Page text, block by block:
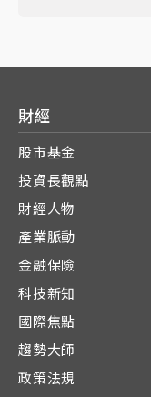
財經
股市基金
投資長觀點
財經人物
產業脈動
金融保險
科技新知
國際焦點
趨勢大師
政策法規